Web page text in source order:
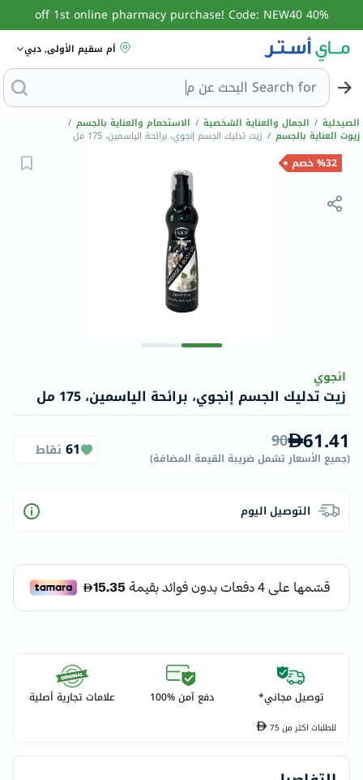
40% off 1st online pharmacy purchase! Code: NEW40
أم سقيم الأولى, دبي
Search for البحث عن مزيل عرق
الصيدلية / الجمال والعناية الشخصية / الاستحمام والعناية بالجسم /
زيوت العناية بالجسم / زيت تدليك الجسم إنجوي، برائحة الياسمين، 175 مل
%32 خصم
انجوي
زيت تدليك الجسم إنجوي، برائحة الياسمين، 175 مل
61.41
90
(جميع الأسعار تشمل ضريبة القيمة المضافة)
61 نقاط
التوصيل اليوم
توصيل مجاني* دفع آمن %100 علامات تجارية أصلية
للطلبات اكتر من75